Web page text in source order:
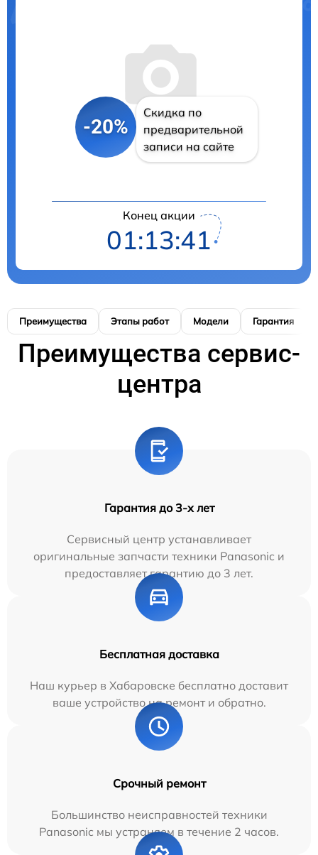
-20%
Скидка по
предварительной
записи на сайте
Конец акции
01:13:40
Преимущества Этапы работ Модели Гарантия
Преимущества сервис-
центра
Гарантия до 3-х лет
Сервисный центр устанавливает
оригинальные запчасти техники Panasonic и
предоставляет гарантию до 3 лет.
Бесплатная доставка
Наш курьер в Хабаровске бесплатно доставит
ваше устройство на ремонт и обратно.
Срочный ремонт
Большинство неисправностей техники
Panasonic мы устраняем в течение 2 часов.